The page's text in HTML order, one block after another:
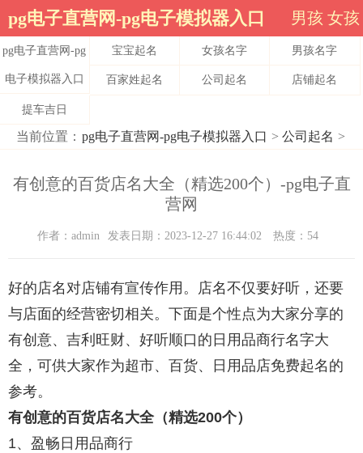
pg电子直营网-pg电子模拟器入口 男孩 女孩
pg电子直营网-pg
电子模拟器入口
宝宝起名 女孩名字 男孩名字
百家姓起名 公司起名 店铺起名
提车吉日
当前位置： pg电子直营网-pg电子模拟器入口 > 公司起名 >
有创意的百货店名大全（精选200个）-pg电子直
营网
作者：admin 发表日期：2023-12-27 16:44:02 热度：54
好的店名对店铺有宣传作用。店名不仅要好听，还要
与店面的经营密切相关。下面是个性点为大家分享的
有创意、吉利旺财、好听顺口的日用品商行名字大
全，可供大家作为超市、百货、日用品店免费起名的
参考。
有创意的百货店名大全（精选200个）
1、盈畅日用品商行